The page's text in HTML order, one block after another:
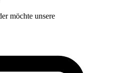
möchte unsere